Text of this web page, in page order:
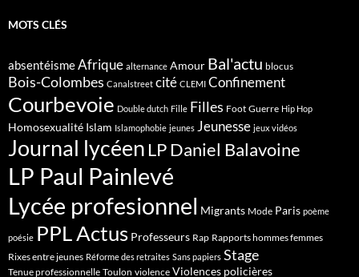
MOTS CLÉS
absentéismeAfrique alternance Amour Bal'actu blocus
Bois-Colombes Canalstreet cité CLEMI Confinement
Courbevoie Double dutch Fille Filles Foot Guerre Hip Hop
Homosexualité Islam Islamophobie jeunes Jeunesse jeux vidéos
Journal lycéenLP Daniel Balavoine
LP Paul Painlevé
Lycée profesionnel Migrants Mode Paris poème
poésie PPL Actus Professeurs Rap Rapports hommes femmes
Rixes entre jeunes Réforme des retraites Sans papiers Stage
Tenue professionnelle Toulon violence Violences policières